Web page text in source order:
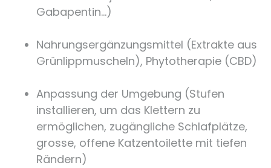
Gabapentin…)
Nahrungsergänzungsmittel (Extrakte aus
Grünlippmuscheln), Phytotherapie (CBD)
Anpassung der Umgebung (Stufen
installieren, um das Klettern zu
ermöglichen, zugängliche Schlafplätze,
grosse, offene Katzentoilette mit tiefen
Rändern)